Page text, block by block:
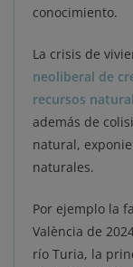
conocimiento.
La crisis de
neoliberal de
recursos
además de
natural,
naturales.
Por ejemplo la
València de
río Turia, la